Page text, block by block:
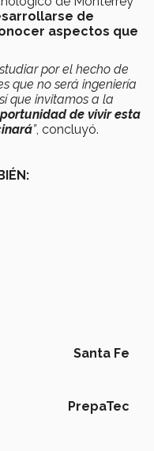
de
aspectos que
por el hecho de
que no será ingeniería
que invitamos a la
de vivir esta
”, concluyó.
Santa Fe
PrepaTec